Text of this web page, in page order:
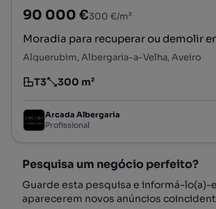
90 000 €300 €/m²
Moradia para recuperar ou demolir
Alquerubim, Albergaria-a-Velha, Aveiro
Tipologia
T3
Preço por metro quadrado
300 m²
Arcada Albergaria
Profissional
Pesquisa um negócio perfeito?
Guarde esta pesquisa e informá-lo(a)-
aparecerem novos anúncios